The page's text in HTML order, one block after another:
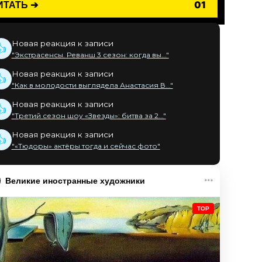
➔ 01
Новая реакция к записи
"Экстрасенсы. Реванш 3 сезон: когда вы..."
Новая реакция к записи
"Как в молодости выглядела Анастасия В..."
Новая реакция к записи
"Третий сезон шоу «Звезды»: битва за 2..."
Новая реакция к записи
"«Тюдоры» актёры тогда и сейчас фото"
Великие иностранные художники
TOP